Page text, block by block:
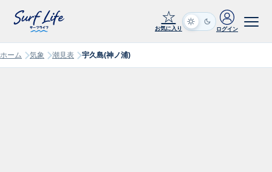
☆
お気に入り ログイン
ホーム 気象 潮見表 宇久島(神ノ浦)